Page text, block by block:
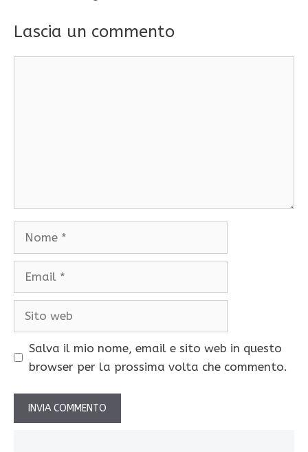
Lascia un commento
Salva il mio nome, email e sito web in questo
browser per la prossima volta che commento.